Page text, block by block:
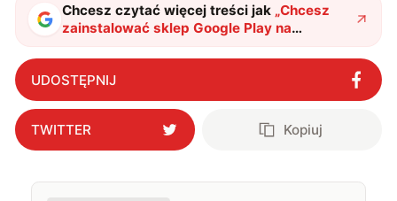
Chcesz czytać więcej treści jak „Chcesz
zainstalować sklep Google Play na
systemie Windows 11? Uważaj na złośliwe
oprogramowanie"?
UDOSTĘPNIJ
TWITTER Kopiuj